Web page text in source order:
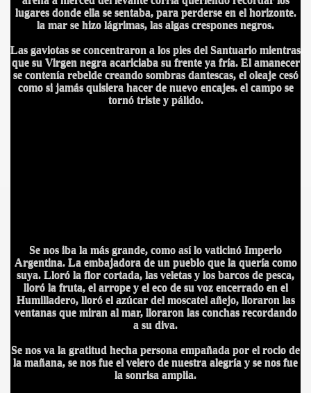
lugares donde ella se sentaba, para perderse en el horizonte.
la mar se hizo lágrimas, las algas crespones negros.
Las gaviotas se concentraron a los pies del Santuario mientras
que su Virgen negra acariciaba su frente ya fría. El amanecer
se contenía rebelde creando sombras dantescas, el oleaje cesó
como si jamás quisiera hacer de nuevo encajes. el campo se
tornó triste y pálido.
Se nos iba la más grande, como así lo vaticinó Imperio
Argentina. La embajadora de un pueblo que la quería como
suya. Lloró la flor cortada, las veletas y los barcos de pesca,
lloró la fruta, el arrope y el eco de su voz encerrado en el
Humilladero, lloró el azúcar del moscatel añejo, lloraron las
ventanas que miran al mar, lloraron las conchas recordando
a su diva.
Se nos va la gratitud hecha persona empañada por el rocio de
la mañana, se nos fue el velero de nuestra alegría y se nos fue
la sonrisa amplia.